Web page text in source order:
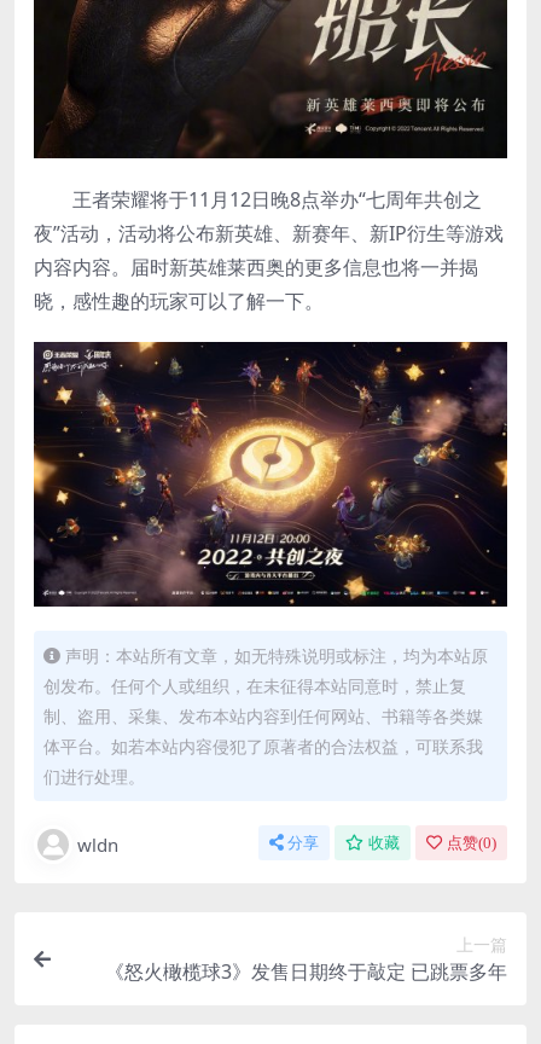
王者荣耀将于11月12日晚8点举办“七周年共创之
夜”活动，活动将公布新英雄、新赛年、新IP衍生等游戏
内容内容。届时新英雄莱西奥的更多信息也将一并揭
晓，感性趣的玩家可以了解一下。
声明：本站所有文章，如无特殊说明或标注，均为本站原
创发布。任何个人或组织，在未征得本站同意时，禁止复
制、盗用、采集、发布本站内容到任何网站、书籍等各类媒
体平台。如若本站内容侵犯了原著者的合法权益，可联系我
们进行处理。
wldn 分享 收藏 点赞(0)
上一篇
《怒火橄榄球3》发售日期终于敲定 已跳票多年